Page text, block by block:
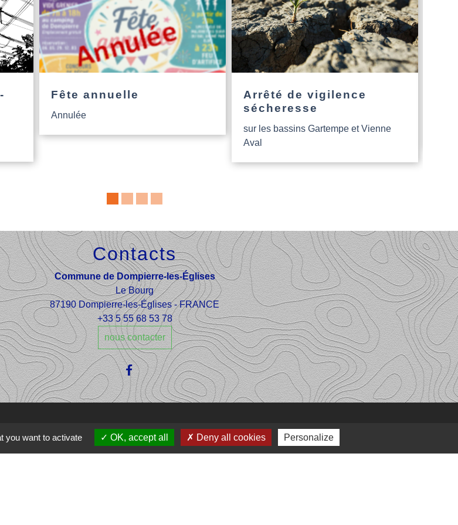
Fête annuelle
Annulée
Arrêté de vigilence
sécheresse
sur les bassins Gartempe et Vienne
Aval
Contacts
Commune de Dompierre-les-Églises
Le Bourg
87190 Dompierre-les-Églises - FRANCE
+33 5 55 68 53 78
nous contacter
you want to activate OK, accept all Deny all cookies Personalize